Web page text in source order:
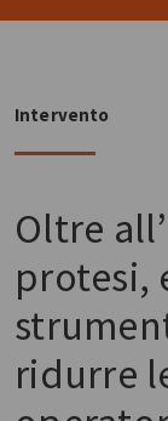
Intervento
Oltre
protesi,
ridurre